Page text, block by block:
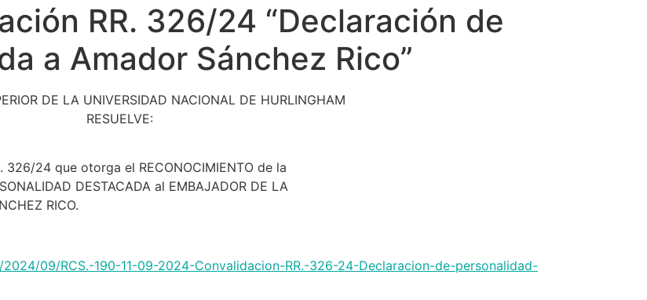
RR. 326/24 “Declaración de
a Amador Sánchez Rico”
DE LA UNIVERSIDAD NACIONAL DE HURLINGHAM
RESUELVE:
326/24 que otorga el RECONOCIMIENTO de la
DESTACADA al EMBAJADOR DE LA
RICO.
09/RCS.-190-11-09-2024-Convalidacion-RR.-326-24-Declaracion-de-personalidad-